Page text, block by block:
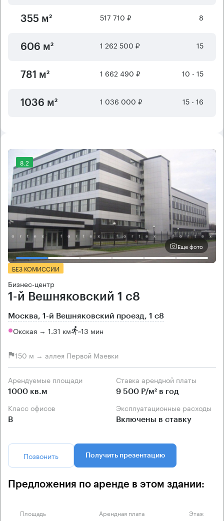
355 м² 517 710 ₽ 8
606 м² 1 262 500 ₽ 15
781 м² 1 662 490 ₽ 10 - 15
1036 м² 1 036 000 ₽ 15 - 16
8.2
Еще фото
БЕЗ КОМИССИИ
Бизнес-центр
1-й Вешняковский 1 с8
Москва, 1-й Вешняковский проезд, 1 с8
Окская → 1.31 км ~13 мин
150 м → аллея Первой Маевки
Арендуемые площади
1000 кв.м
Ставка арендной платы
9 500 Р/м² в год
Класс офисов
B
Эксплуатационные расходы
Включены в ставку
Позвонить Получить презентацию
Предложения по аренде в этом здании:
Площадь Арендная плата Этаж